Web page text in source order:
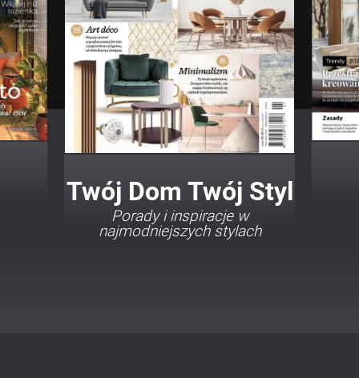
Twój Dom Twój Styl
Porady i inspiracje w
najmodniejszych stylach